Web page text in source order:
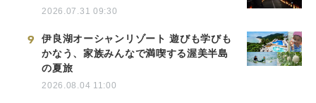
2026.07.31 09:30
9
伊良湖オーシャンリゾート 遊びも学びも
かなう、家族みんなで満喫する渥美半島
の夏旅
2026.08.04 11:00